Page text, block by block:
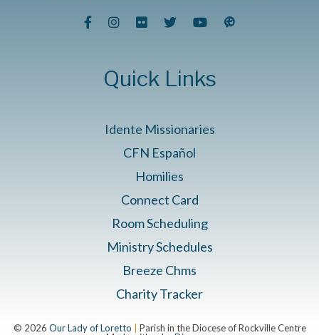
Quick Links
Idente Missionaries
CFN Español
Homilies
Connect Card
Room Scheduling
Ministry Schedules
Breeze Chms
Charity Tracker
© 2026 Our Lady of Loretto
Parish in the Diocese of Rockville Centre